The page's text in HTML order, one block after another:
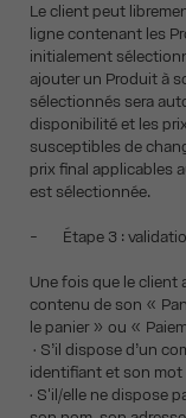
Le client peut
ligne contenant les
initialement
ajouter un Produit à
sélectionnés sera
disponibilité et les
susceptibles de
prix final applicables
est sélectionnée.
- Étape 3 :
Une fois que le client
contenu de son «
le panier » ou «
• S’il dispose d’un
identifiant et son mot
• S'il/elle ne dispose